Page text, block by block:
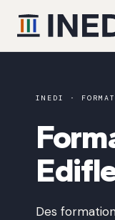
INEDI ·
Des